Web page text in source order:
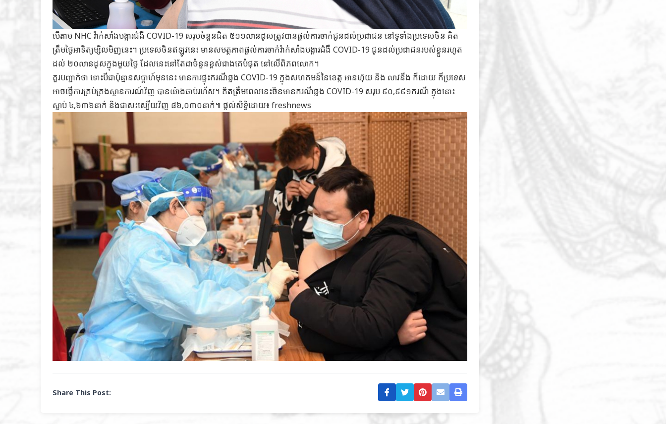
បើតាម NHC វ៉ាក់សាំងបង្ការជំងឺ COVID-19 សរុបចំនួនជិត ៥១១លានដូសត្រូវបានផ្ដល់ការចាក់ជូនដល់ប្រជាជន នៅទូទាំងប្រទេសចិន គិត
ត្រឹមថ្ងៃអាទិត្យម្សិលមិញនេះ។ ប្រទេសចិនឥឡូវនេះ មានសមត្ថភាពផ្ដល់ការចាក់វ៉ាក់សាំងបង្ការជំងឺ COVID-19 ជូនដល់ប្រជាជនរបស់ខ្លួនរហូត
ដល់ ២០លានដូសក្នុងមួយថ្ងៃ ដែលនេះនៅតែជាចំនួនខ្ពស់ជាងគេបំផុត នៅលើពិភពលោក។
គួរបញ្ជាក់ថា ទោះបីជាប៉ុន្មានសប្តាហ៍មុននេះ មានការផ្ទុះករណីឆ្លង COVID-19 ក្នុងសហគមន៍នៃខេត្ត អានហ៊ុយ និង លាវនីង ក៏ដោយ ក៏ប្រទេស
អាចធ្វើការគ្រប់គ្រងស្ថានការណ៍វិញ បានយ៉ាងឆាប់រហ័ស។ គិតត្រឹមពេលនេះចិនមានករណីឆ្លង COVID-19 សរុប ៩០,៩៩១ករណី ក្នុងនោះ
ស្លាប់ ៤,៦៣៦នាក់ និងជាសះស្បើយវិញ ៨៦,០៣០នាក់៕ ផ្តល់សិទ្ធិដោយ៖ freshnews
Share This Post: